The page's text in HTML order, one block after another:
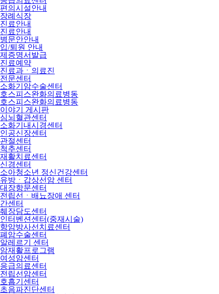
편의시설안내
장례식장
진료안내
진료안내
병문안안내
입/퇴원 안내
제증명서발급
진료예약
진료과ㆍ의료진
전문센터
소화기암수술센터
호스피스완화의료병동
호스피스완화의료병동
이야기 게시판
심뇌혈관센터
소화기내시경센터
인공신장센터
관절센터
척추센터
재활치료센터
신경센터
소아청소년 정신건강센터
유방ㆍ갑상선암 센터
대장항문센터
전립선ㆍ배뇨장애 센터
간센터
췌장담도센터
인터벤션센터(중재시술)
항암방사선치료센터
폐암수술센터
알레르기 센터
암재활프로그램
여성암센터
응급의료센터
전립선암센터
호흡기센터
초음파진단센터